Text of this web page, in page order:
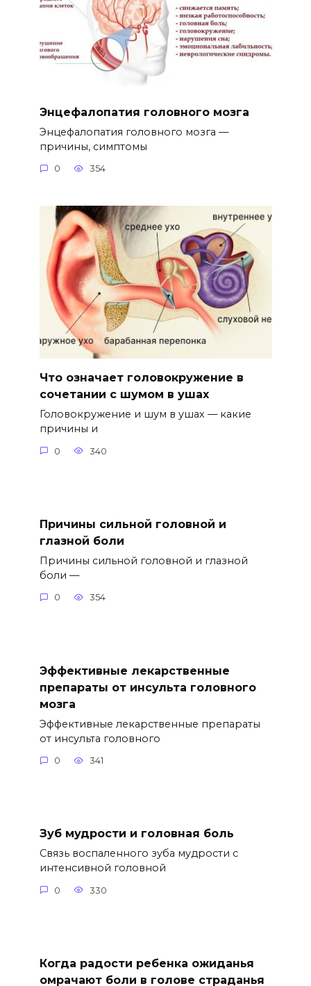
Энцефалопатия головного мозга
Энцефалопатия головного мозга —
причины, симптомы
0 354
Что означает головокружение в
сочетании с шумом в ушах
Головокружение и шум в ушах — какие
причины и
0 340
Причины сильной головной и
глазной боли
Причины сильной головной и глазной
боли —
0 354
Эффективные лекарственные
препараты от инсульта головного
мозга
Эффективные лекарственные препараты
от инсульта головного
0 341
Зуб мудрости и головная боль
Связь воспаленного зуба мудрости с
интенсивной головной
0 330
Когда радости ребенка ожиданья
омрачают боли в голове страданья